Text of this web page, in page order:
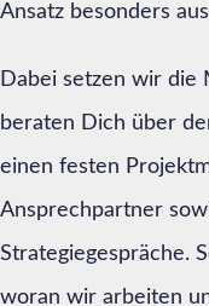
Ansatz besonders
Dabei setzen wir die
beraten Dich über
einen festen
Ansprechpartner
Strategiegespräche.
woran wir arbeiten